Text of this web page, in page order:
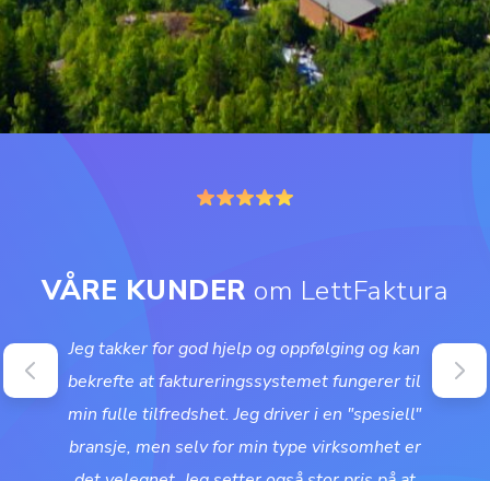
VÅRE KUNDER om LettFaktura
Jeg takker for god hjelp og oppfølging og kan
bekrefte at faktureringssystemet fungerer til
min fulle tilfredshet. Jeg driver i en "spesiell"
bransje, men selv for min type virksomhet er